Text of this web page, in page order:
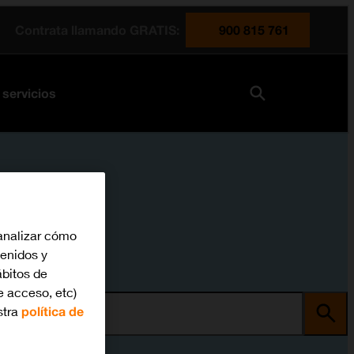
900 815 761
cómo
y
de
acceso, etc)
política de